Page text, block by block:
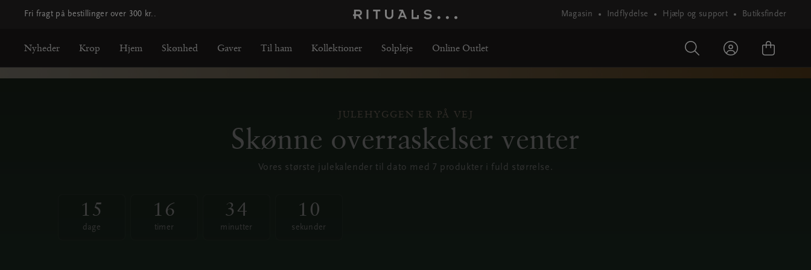
Fri fragt på bestillinger over 300 kr.. Magasin Indflydelse Hjælp og support Butiksfinder
Nyheder Krop Hjem Skønhed Gaver Til ham Kollektioner Solpleje Online Outlet
JULEHYGGEN ER PÅ VEJ
Skønne overraskelser venter
Vores største julekalender til dato med 7 produkter i fuld størrelse.
15
15
dage
1 6
16 timer
timer
34
34
minutter
1 0
10 sekunder
sekunder